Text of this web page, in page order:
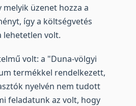
melyik üzenet hozza a
így a költségvetés
lehetetlen volt.
volt: a "Duna-völgyi
termékkel rendelkezett,
nyelvén nem tudott
feladatunk az volt, hogy